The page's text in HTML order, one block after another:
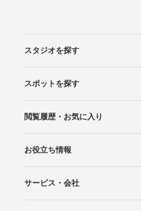
スタジオを探す
エリアから探す
こだわりから探す
NEW PHOTO STYLE
プランから探す
フォトタイプ診断
フォトグラファーから探す
国内リゾートから探す
スポットを探す
ロケーションから探す
スタジオから探す
閲覧履歴・お気に入り
閲覧スタジオ
お気に入り
お役立ち情報
Wedding Photo マガジン
はじめてガイド
サービス・会社